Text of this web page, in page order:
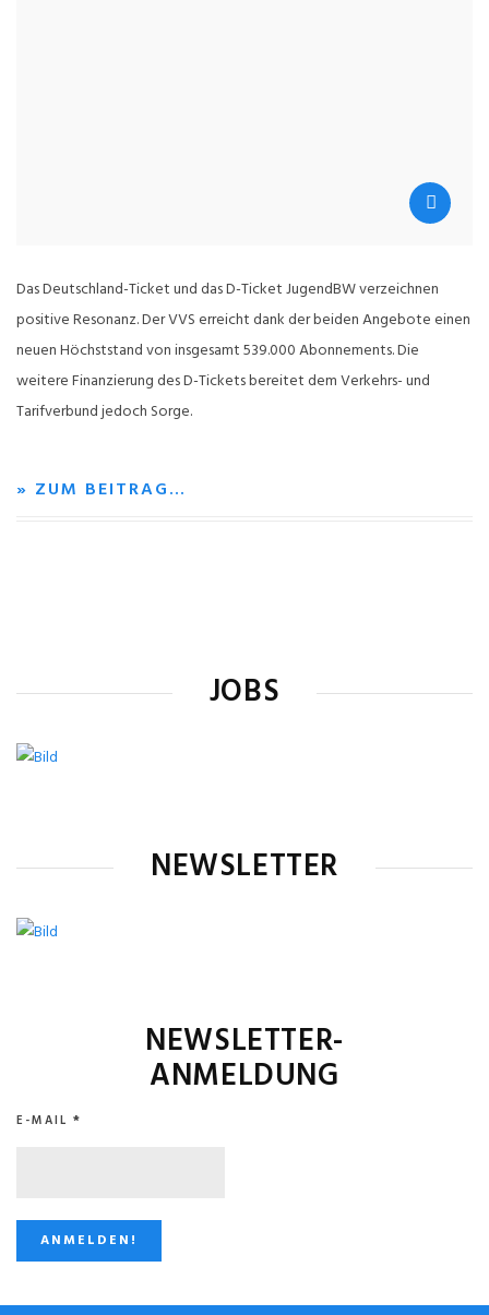
Das Deutschland-Ticket und das D-Ticket JugendBW verzeichnen
positive Resonanz. Der VVS erreicht dank der beiden Angebote einen
neuen Höchststand von insgesamt 539.000 Abonnements. Die
weitere Finanzierung des D-Tickets bereitet dem Verkehrs- und
Tarifverbund jedoch Sorge.
» ZUM BEITRAG…
JOBS
NEWSLETTER
NEWSLETTER-
ANMELDUNG
E-MAIL *